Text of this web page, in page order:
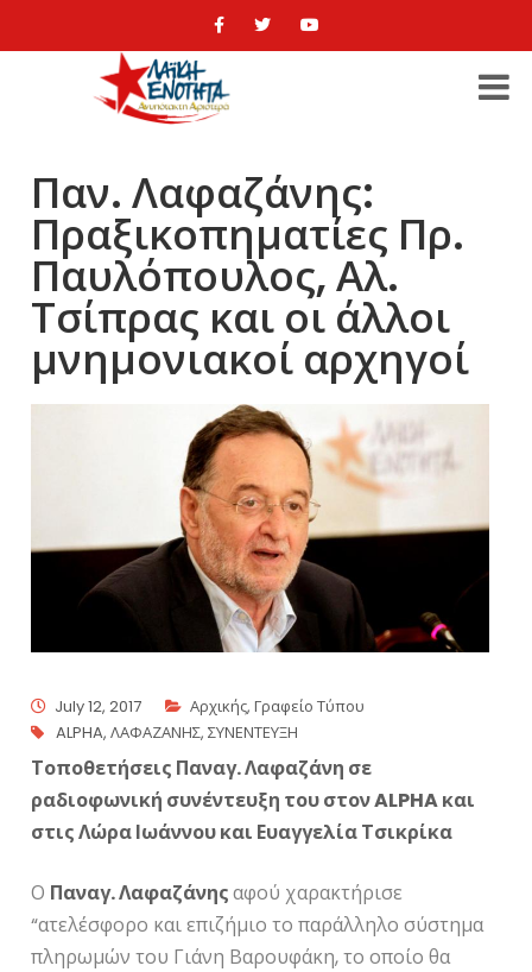
Παν. Λαφαζάνης:
Πραξικοπηματίες Πρ.
Παυλόπουλος, Αλ.
Τσίπρας και οι άλλοι
μνημονιακοί αρχηγοί
July 12, 2017 Αρχικής,Γραφείο Τύπου
ALPHA,ΛΑΦΑΖΑΝΗΣ,ΣΥΝΕΝΤΕΥΞΗ
Τοποθετήσεις Παναγ. Λαφαζάνη σε
ραδιοφωνική συνέντευξη του στονALPHA και
στις Λώρα Ιωάννου και Ευαγγελία Τσικρίκα
Ο Παναγ. Λαφαζάνηςαφού χαρακτήρισε
“ατελέσφορο και επιζήμιο το παράλληλο σύστημα
πληρωμών του Γιάνη Βαρουφάκη, το οποίο θα